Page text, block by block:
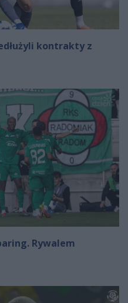
kontrakty z
Rywalem